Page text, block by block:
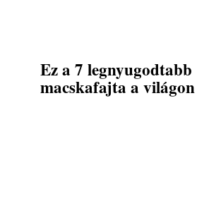
Ez a 7 legnyugodtabb
macskafajta a világon